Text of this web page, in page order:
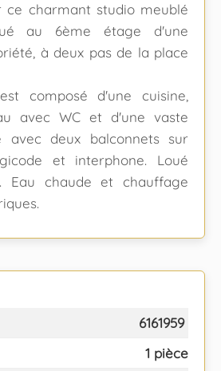
ce charmant studio meublé
au 6ème étage d'une
à deux pas de la place
composé d'une cuisine,
avec WC et d'une vaste
avec deux balconnets sur
et interphone. Loué
Eau chaude et chauffage
6161959
1 pièce